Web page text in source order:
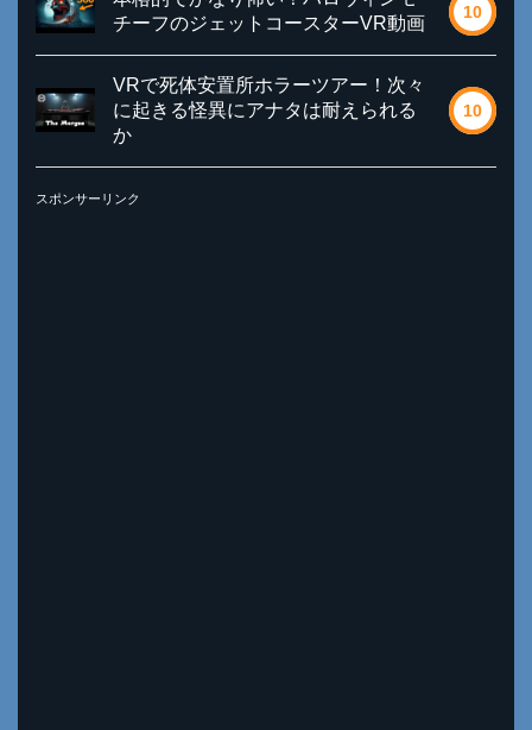
チーフのジェットコースターVR動画
10
VRで死体安置所ホラーツアー！次々
に起きる怪異にアナタは耐えられる
か
10
スポンサーリンク